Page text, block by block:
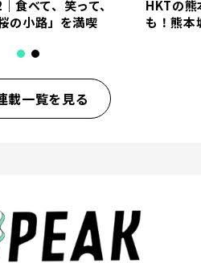
食べて、笑って、
の小路」を満喫
HKTの
も！熊本
載一覧を見る